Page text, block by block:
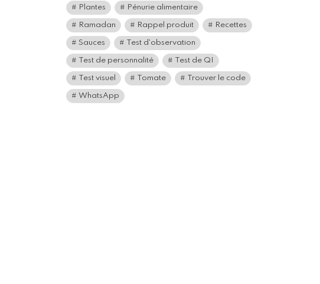
Plantes Pénurie alimentaire
Ramadan Rappel produit Recettes
Sauces Test d'observation
Test de personnalité Test de QI
Test visuel Tomate Trouver le code
WhatsApp